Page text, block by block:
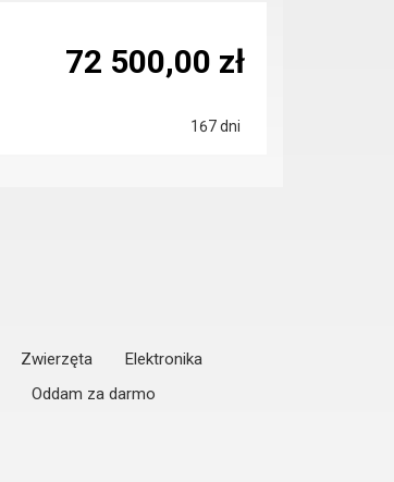
167 dni
72 500,00 zł
Zwierzęta
Elektronika
Oddam za darmo